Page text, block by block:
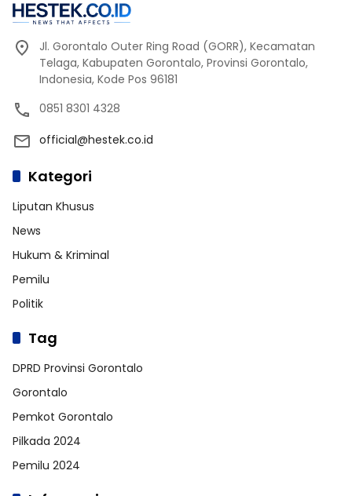
Jl. Gorontalo Outer Ring Road (GORR), Kecamatan
Telaga, Kabupaten Gorontalo, Provinsi Gorontalo,
Indonesia, Kode Pos 96181
0851 8301 4328
official@hestek.co.id
Kategori
Liputan Khusus
News
Hukum & Kriminal
Pemilu
Politik
Tag
DPRD Provinsi Gorontalo
Gorontalo
Pemkot Gorontalo
Pilkada 2024
Pemilu 2024